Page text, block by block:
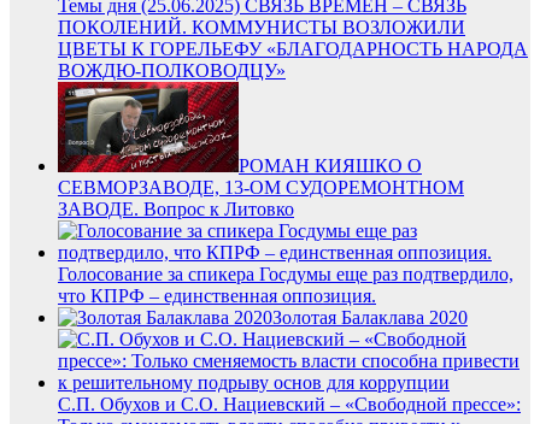
Темы дня (25.06.2025) СВЯЗЬ ВРЕМЁН – СВЯЗЬ
ПОКОЛЕНИЙ. КОММУНИСТЫ ВОЗЛОЖИЛИ
ЦВЕТЫ К ГОРЕЛЬЕФУ «БЛАГОДАРНОСТЬ НАРОДА
ВОЖДЮ-ПОЛКОВОДЦУ»
РОМАН КИЯШКО О
СЕВМОРЗАВОДЕ, 13-ОМ СУДОРЕМОНТНОМ
ЗАВОДЕ. Вопрос к Литовко
Голосование за спикера Госдумы еще раз подтвердило,
что КПРФ – единственная оппозиция.
Золотая Балаклава 2020
С.П. Обухов и С.О. Нациевский – «Свободной прессе»: